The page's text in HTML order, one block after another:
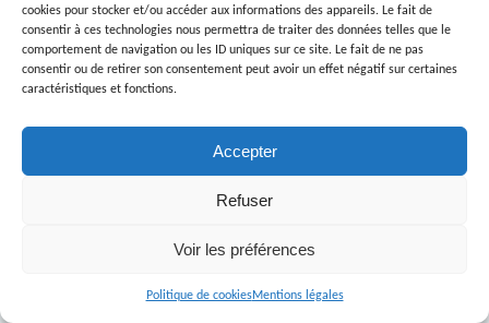
cookies pour stocker et/ou accéder aux informations des appareils. Le fait de
consentir à ces technologies nous permettra de traiter des données telles que le
comportement de navigation ou les ID uniques sur ce site. Le fait de ne pas
consentir ou de retirer son consentement peut avoir un effet négatif sur certaines
caractéristiques et fonctions.
Accepter
Refuser
Voir les préférences
Politique de cookiesMentions légales
. Circuits en famille et avec enfants
. Circuits hors des sentiers battus
. Vietnam Randonnée, rencontre avec les habitants
Famille de Sophie NGsurCircuit sur mesure au Vietnam hors des
Politique de Confidentialité et Cookies